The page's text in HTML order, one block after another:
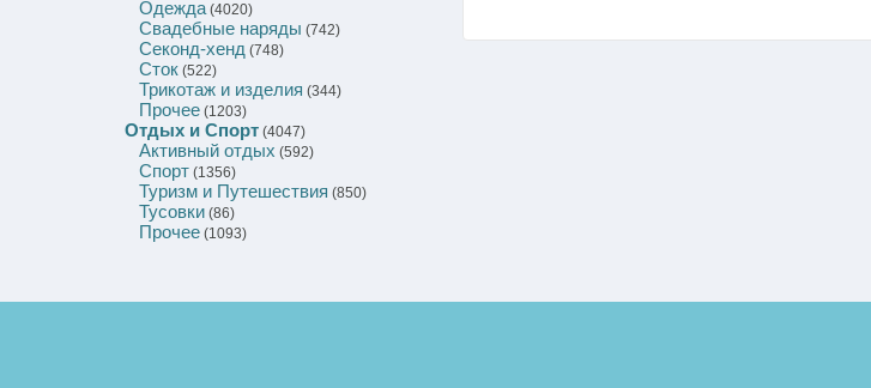
Одежда(4020)
Свадебные наряды (742)
Секонд-хенд (748)
Сток (522)
Трикотаж и изделия (344)
Прочее (1203)
Отдых и Спорт (4047)
Активный отдых (592)
Спорт (1356)
Туризм и Путешествия (850)
Тусовки (86)
Прочее (1093)